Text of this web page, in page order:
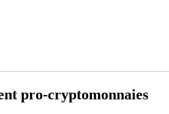
pro-cryptomonnaies